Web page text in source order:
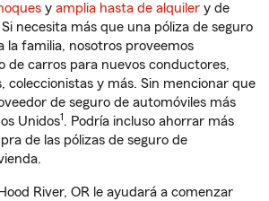
y amplia hasta de alquiler y de
Si necesita más que una póliza de seguro
la familia, nosotros proveemos
de carros para nuevos conductores,
coleccionistas y más. Sin mencionar que
de seguro de automóviles más
Unidos1. Podría incluso ahorrar más
de las pólizas de seguro de
River, OR le ayudará a comenzar